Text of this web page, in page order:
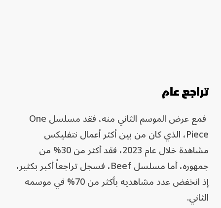
تراجع عام
فمع عرض الموسم الثاني منه، فقد مسلسل One
Piece، الذي كان من بين أكثر أعمال نتفليكس
مشاهدة خلال عام 2023، فقد أكثر من 30% من
جمهوره، أما مسلسل Beef، فسجل تراجعاً أكبر بكثير،
إذ انخفض عدد مشاهديه بأكثر من 70% في موسمه
الثاني.